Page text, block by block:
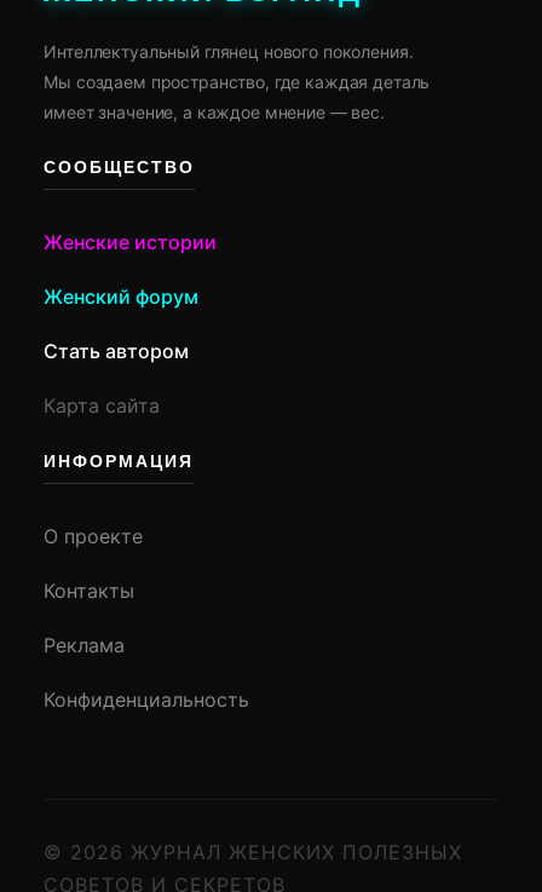
Интеллектуальный глянец нового поколения.
Мы создаем пространство, где каждая деталь
имеет значение, а каждое мнение — вес.
СООБЩЕСТВО
Женские истории
Женский форум
Стать автором
Карта сайта
ИНФОРМАЦИЯ
О проекте
Контакты
Реклама
Конфиденциальность
© 2026 ЖУРНАЛ ЖЕНСКИХ ПОЛЕЗНЫХ
СОВЕТОВ И СЕКРЕТОВ